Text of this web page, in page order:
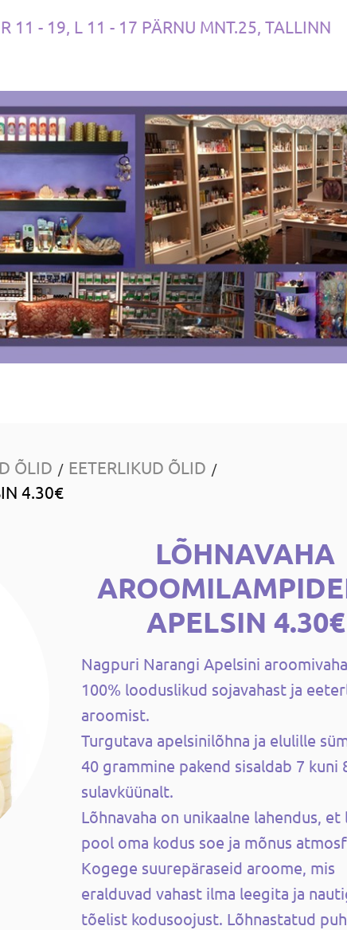
11 - 19, L 11 - 17 PÄRNU MNT.25, TALLINN
ÕLID / EETERLIKUD ÕLID /
4.30€
LÕHNAVAHA
APELSIN 4.30€
Nagpuri Narangi Apelsini aroomivaha
100% looduslikud sojavahast ja
aroomist.
Turgutava apelsinilõhna ja elulille
40 grammine pakend sisaldab 7 kuni
sulavküünalt.
Lõhnavaha on unikaalne lahendus, et
pool oma kodus soe ja mõnus
Kogege suurepäraseid aroome, mis
eralduvad vahast ilma leegita ja
tõelist kodusoojust. Lõhnastatud